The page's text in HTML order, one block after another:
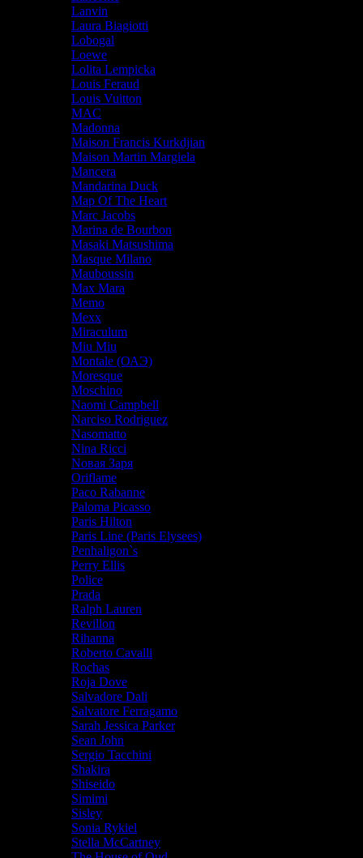
Lanvin
Laura Biagiotti
Lobogal
Loewe
Lolita Lempicka
Louis Feraud
Louis Vuitton
MAC
Madonna
Maison Francis Kurkdjian
Maison Martin Margiela
Mancera
Mandarina Duck
Map Of The Heart
Marc Jacobs
Marina de Bourbon
Masaki Matsushima
Masque Milano
Mauboussin
Max Mara
Memo
Mexx
Miraculum
Miu Miu
Montale (ОАЭ)
Moresque
Moschino
Naomi Campbell
Narciso Rodriguez
Nasomatto
Nina Ricci
Nовая Заря
Oriflame
Paco Rabanne
Paloma Picasso
Paris Hilton
Paris Line (Paris Elysees)
Penhaligon`s
Perry Ellis
Police
Prada
Ralph Lauren
Revillon
Rihanna
Roberto Cavalli
Rochas
Roja Dove
Salvadore Dali
Salvatore Ferragamo
Sarah Jessica Parker
Sean John
Sergio Tacchini
Shakira
Shiseido
Simimi
Sisley
Sonia Rykiel
Stella McCartney